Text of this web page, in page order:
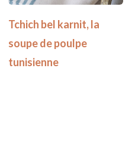
Tchich bel karnit, la
soupe de poulpe
tunisienne